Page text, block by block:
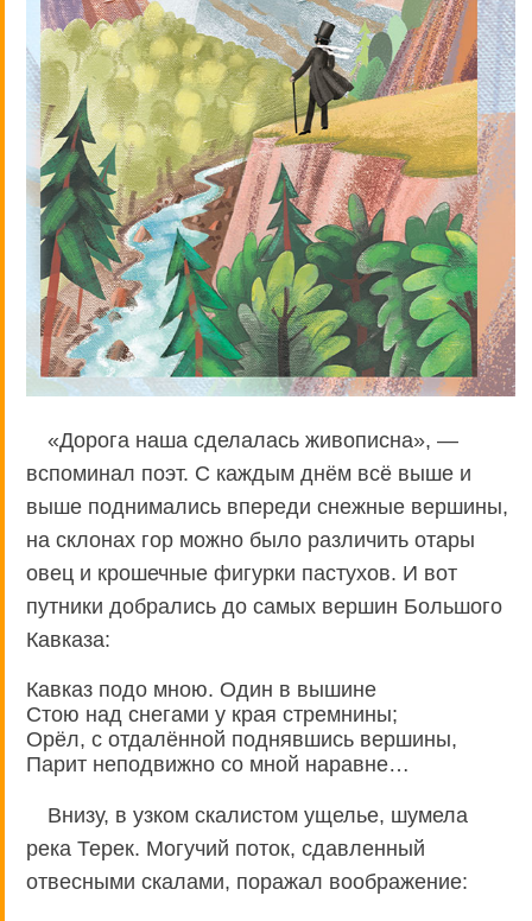
«Дорога наша сделалась живописна», —
вспоминал поэт. С каждым днём всё выше и
выше поднимались впереди снежные вершины,
на склонах гор можно было различить отары
овец и крошечные фигурки пастухов. И вот
путники добрались до самых вершин Большого
Кавказа:
Кавказ подо мною. Один в вышине
Стою над снегами у края стремнины;
Орёл, с отдалённой поднявшись вершины,
Парит неподвижно со мной наравне…
Внизу, в узком скалистом ущелье, шумела
река Терек. Могучий поток, сдавленный
отвесными скалами, поражал воображение: